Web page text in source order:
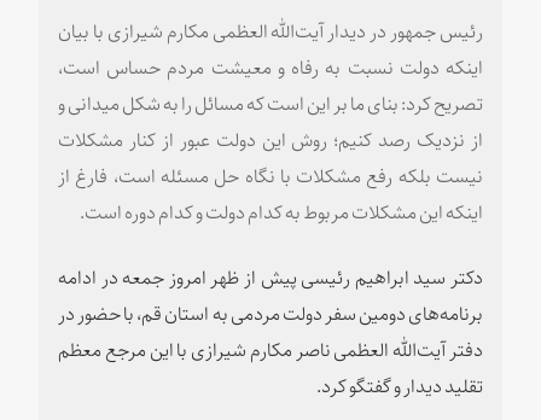
رئیس جمهور در دیدار آیت‌الله العظمی مکارم شیرازی با بیان
اینکه دولت نسبت به رفاه و معیشت مردم حساس است،
تصریح کرد: بنای ما بر این است که مسائل را به شکل میدانی و
از نزدیک رصد کنیم؛ روش این دولت عبور از کنار مشکلات
نیست بلکه رفع مشکلات با نگاه حل مسئله است، فارغ از
اینکه این مشکلات مربوط به کدام دولت و کدام دوره است.
دکتر سید ابراهیم رئیسی پیش از ظهر امروز جمعه در ادامه
برنامه‌های دومین سفر دولت مردمی به استان قم، با حضور در
دفتر آیت‌الله العظمی ناصر مکارم شیرازی با این مرجع معظم
تقلید دیدار و گفتگو کرد.